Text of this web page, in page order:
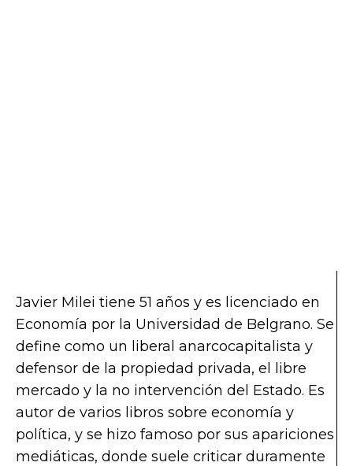
Javier Milei tiene 51 años y es licenciado en
Economía por la Universidad de Belgrano. Se
define como un liberal anarcocapitalista y
defensor de la propiedad privada, el libre
mercado y la no intervención del Estado. Es
autor de varios libros sobre economía y
política, y se hizo famoso por sus apariciones
mediáticas, donde suele criticar duramente